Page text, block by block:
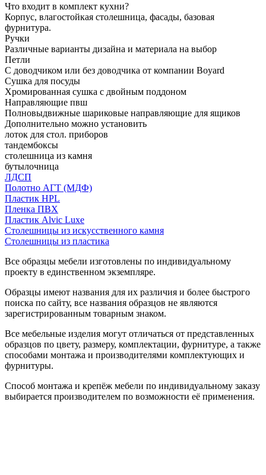
Что входит в комплект кухни?
Корпус, влагостойкая столешница, фасады, базовая
фурнитура.
Ручки
Различные варианты дизайна и материала на выбор
Петли
С доводчиком или без доводчика от компании Boyard
Сушка для посуды
Хромированная сушка с двойным поддоном
Направляющие пвш
Полновыдвижные шариковые направляющие для ящиков
Дополнительно можно установить
лоток для стол. приборов
тандембоксы
столешница из камня
бутылочница
ЛДСП
Полотно АГТ (МДФ)
Пластик HPL
Пленка ПВХ
Пластик Alvic Luxe
Столешницы из искусственного камня
Столешницы из пластика
Все образцы мебели изготовлены по индивидуальному
проекту в единственном экземпляре.
Образцы имеют названия для их различия и более быстрого
поиска по сайту, все названия образцов не являются
зарегистрированным товарным знаком.
Все мебельные изделия могут отличаться от представленных
образцов по цвету, размеру, комплектации, фурнитуре, а также
способами монтажа и производителями комплектующих и
фурнитуры.
Способ монтажа и крепёж мебели по индивидуальному заказу
выбирается производителем по возможности её применения.